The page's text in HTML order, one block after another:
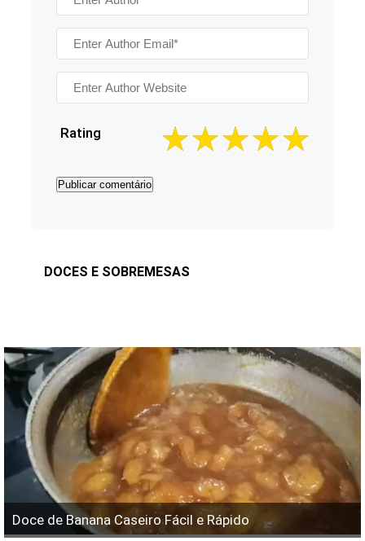
Rating
DOCES E SOBREMESAS
Doce de Banana Caseiro Fácil e Rápido